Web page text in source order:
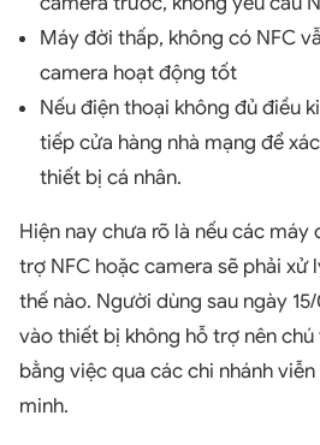
Máy đời thấp, không có NFC
camera hoạt động tốt
Nếu điện thoại không đủ điều
tiếp cửa hàng nhà mạng để
thiết bị cá nhân.
Hiện nay chưa rõ là nếu các máy
trợ NFC hoặc camera sẽ phải xử
thế nào. Người dùng sau ngày
vào thiết bị không hỗ trợ nên chú
bằng việc qua các chi nhánh
minh.